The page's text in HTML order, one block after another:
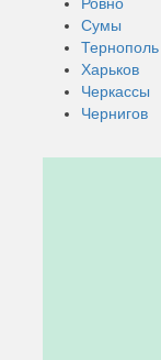
Сумы
Тернополь
Харьков
Черкассы
Чернигов